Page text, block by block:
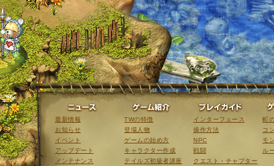
ニュース
最新情報
お知らせ
イベント
アップデート
メンテナンス
ゲーム紹介
TWの特徴
登場人物
ゲームの始め方
キャラクター作成
テイルズ初級者講座
インターフェース
操作方法
NPC
戦闘
クエスト・チャプター
町
コ
モ
ル